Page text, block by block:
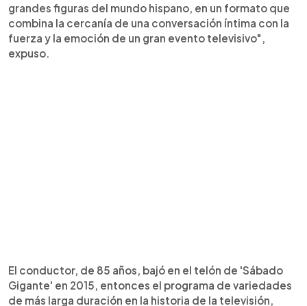
grandes figuras del mundo hispano, en un formato que
combina la cercanía de una conversación íntima con la
fuerza y la emoción de un gran evento televisivo",
expuso.
El conductor, de 85 años, bajó en el telón de 'Sábado
Gigante' en 2015, entonces el programa de variedades
de más larga duración en la historia de la televisión,